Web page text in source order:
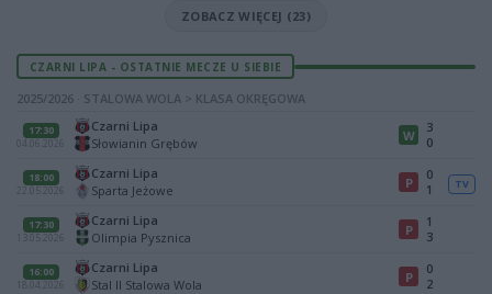
ZOBACZ WIĘCEJ (23)
CZARNI LIPA - OSTATNIE MECZE U SIEBIE
2025/2026 · STALOWA WOLA > KLASA OKRĘGOWA
17:30
04.06.2026
Czarni Lipa
Słowianin Grębów
W
3
0
18:00
22.05.2026
Czarni Lipa
Sparta Jeżowe
P
0
1
TV
17:30
13.05.2026
Czarni Lipa
Olimpia Pysznica
P
1
3
16:00
18.04.2026
Czarni Lipa
Stal II Stalowa Wola
P
0
2